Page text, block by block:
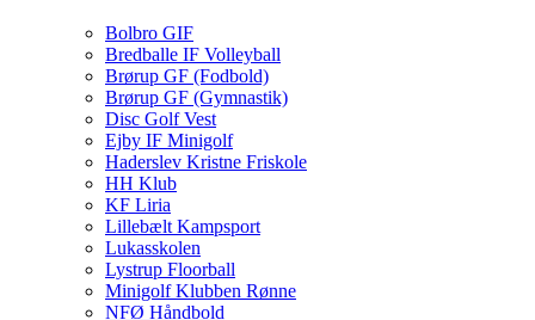
Bolbro GIF
Bredballe IF Volleyball
Brørup GF (Fodbold)
Brørup GF (Gymnastik)
Disc Golf Vest
Ejby IF Minigolf
Haderslev Kristne Friskole
HH Klub
KF Liria
Lillebælt Kampsport
Lukasskolen
Lystrup Floorball
Minigolf Klubben Rønne
NFØ Håndbold